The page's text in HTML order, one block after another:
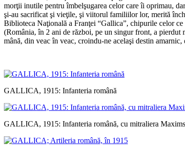
morţii inutile pentru îmbelşugarea celor care îi oprimau,
şi-au sacrificat şi vieţile, şi viitorul familiilor lor, merită
Biblioteca Naţională a Franţei “Gallica”, chipurile celor
(România, în 2 ani de război, pe un singur front, a pierdut
mână, din veac în veac, croindu-ne acelaşi destin
GALLICA, 1915: Infanteria română
GALLICA, 1915: Infanteria română, cu mitraliera Maxims